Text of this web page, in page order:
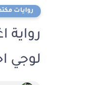
روايات
رواية
لوجي